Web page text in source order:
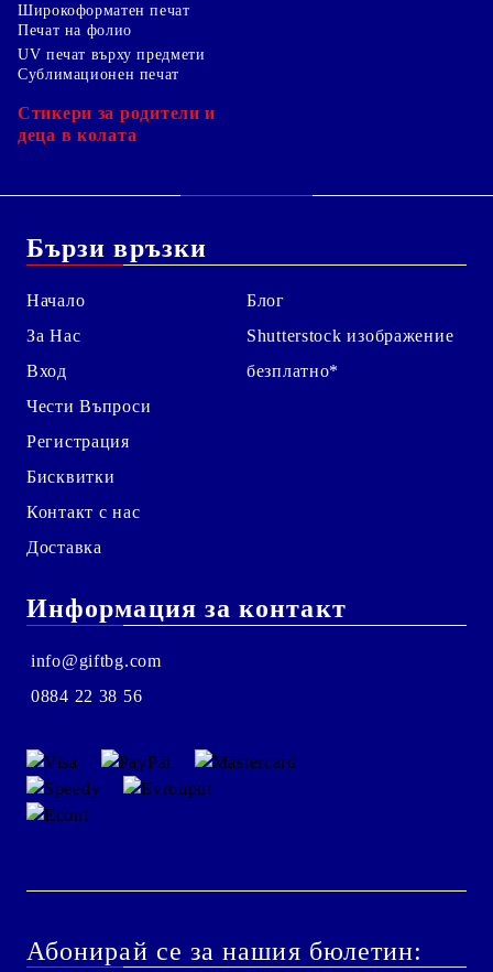
Широкоформатен печат
Печат на фолио
UV печат върху предмети
Сублимационен печат
Стикери за родители и
деца в колата
Бързи връзки
Начало
За Нас
Вход
Чести Въпроси
Регистрация
Бисквитки
Контакт с нас
Доставка
Блог
Shutterstock изображение
безплатно*
Информация за контакт
info@giftbg.com
0884 22 38 56
Абонирай се за нашия бюлетин: